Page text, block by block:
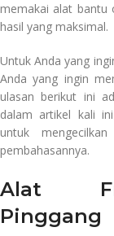
memakai alat bantu
hasil yang maksimal.
Untuk Anda yang
Anda yang ingin
ulasan berikut ini
dalam artikel kali
untuk
pembahasannya.
Alat
Pinggang